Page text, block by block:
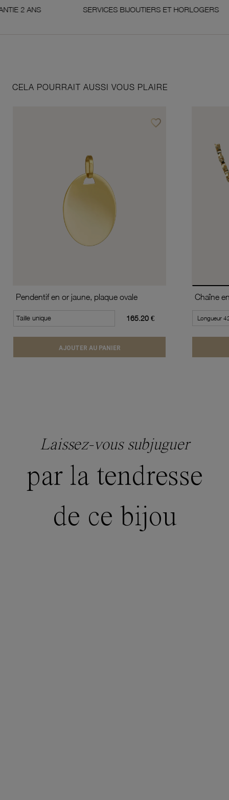
SERVICES BIJOUTIERS ET HORLOGERS
CELA POURRAIT AUSSI VOUS PLAIRE
favorite_borderAjouter à vos favoris
Pendentif en or jaune, plaque ovale
Taille unique 165.20 €
AJOUTER AU PANIER
Laissez-vous subjuguer
par la tendresse
de ce bijou